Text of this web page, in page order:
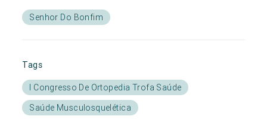
Senhor Do Bonfim
Tags
I Congresso De Ortopedia Trofa Saúde
Saúde Musculosquelética